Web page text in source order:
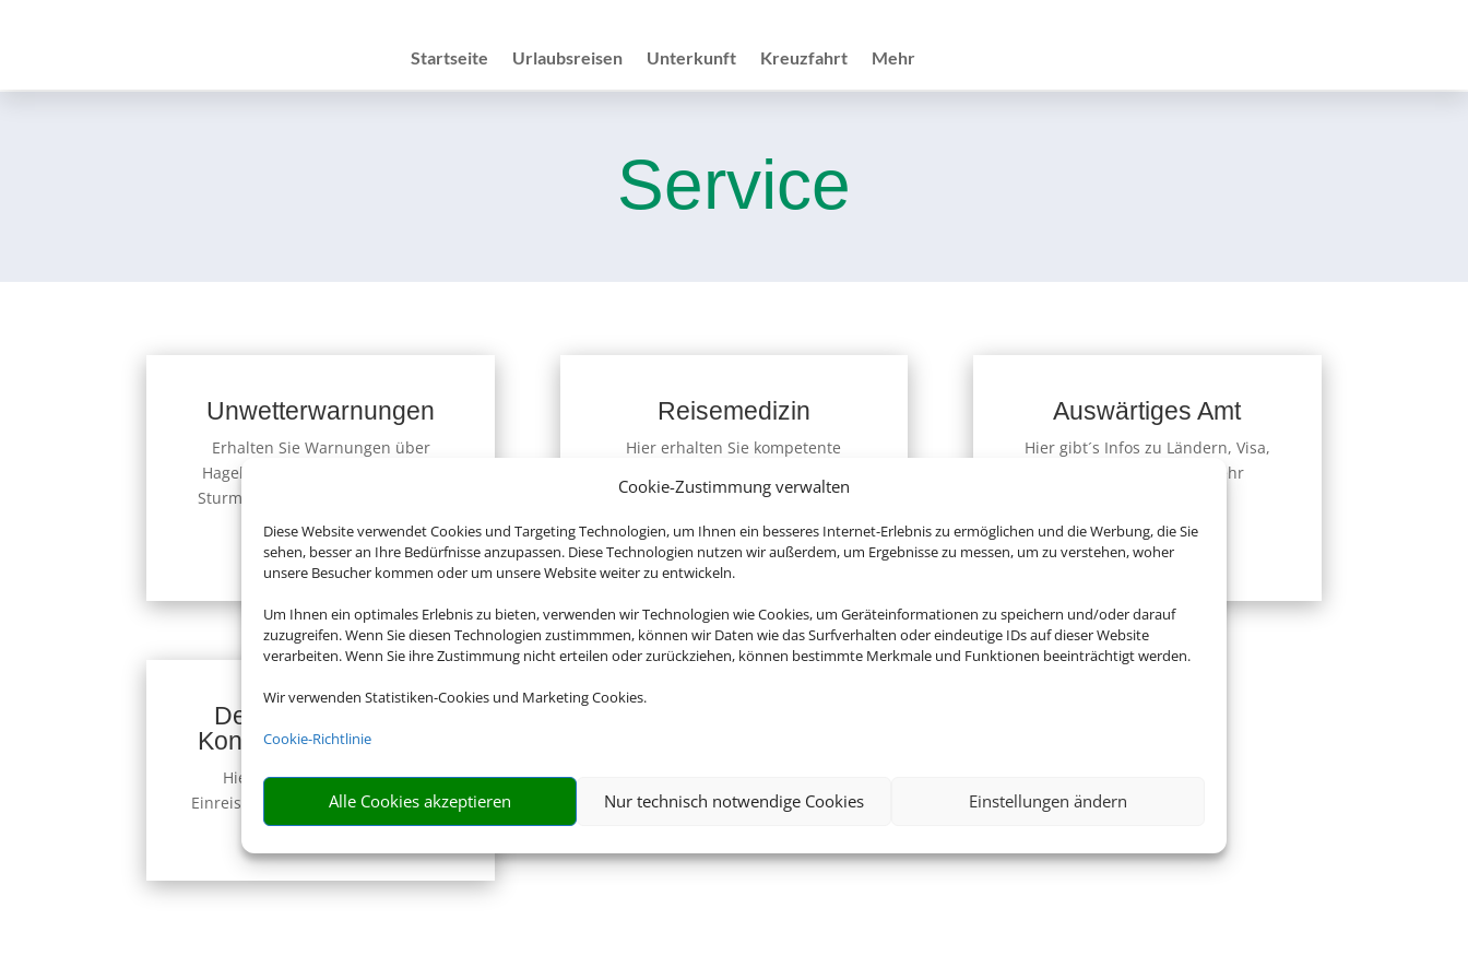
Cookie-Zustimmung verwalten
Diese Website verwendet Cookies und Targeting Technologien, um Ihnen ein besseres Internet-Erlebnis zu ermöglichen und die Werbung, die Sie
sehen, besser an Ihre Bedürfnisse anzupassen. Diese Technologien nutzen wir außerdem, um Ergebnisse zu messen, um zu verstehen, woher
unsere Besucher kommen oder um unsere Website weiter zu entwickeln.
Um Ihnen ein optimales Erlebnis zu bieten, verwenden wir Technologien wie Cookies, um Geräteinformationen zu speichern und/oder darauf
zuzugreifen. Wenn Sie diesen Technologien zustimmmen, können wir Daten wie das Surfverhalten oder eindeutige IDs auf dieser Website
verarbeiten. Wenn Sie ihre Zustimmung nicht erteilen oder zurückziehen, können bestimmte Merkmale und Funktionen beeinträchtigt werden.
Wir verwenden Statistiken-Cookies und Marketing Cookies.
Cookie-Richtlinie
Alle Cookies akzeptieren Nur technisch notwendige Cookies Einstellungen ändern
Startseite Urlaubsreisen Unterkunft Kreuzfahrt Mehr
Service
Unwetterwarnungen
Erhalten Sie Warnungen über
Hagel, Gewitter, Schnee, Eis und
Sturm, Unwetter, Bundesweit.
Website
Reisemedizin
Hier erhalten Sie kompetente
Ferienziel.Zur Website
Auswärtiges Amt
Hier gibt´s Infos zu Ländern, Visa,
Europa und einigem mehr
Deutsche Visa und
Konsular Gesellschaft
Hier erhalten Sie Visa- und
Einreiseinformationen. Zur Website